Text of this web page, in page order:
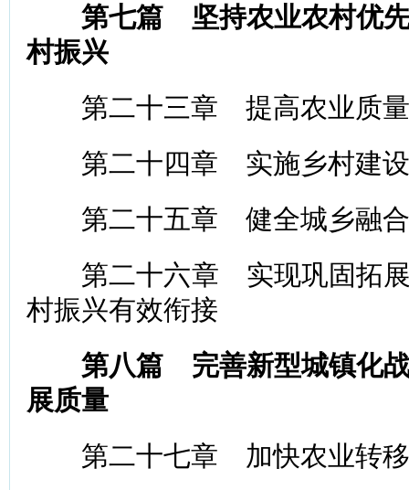
第七篇 坚持农业农村优
村振兴
第二十三章 提高农业质量
第二十四章 实施乡村建设
第二十五章 健全城乡融合
第二十六章 实现巩固拓展
村振兴有效衔接
第八篇 完善新型城镇化
展质量
第二十七章 加快农业转移